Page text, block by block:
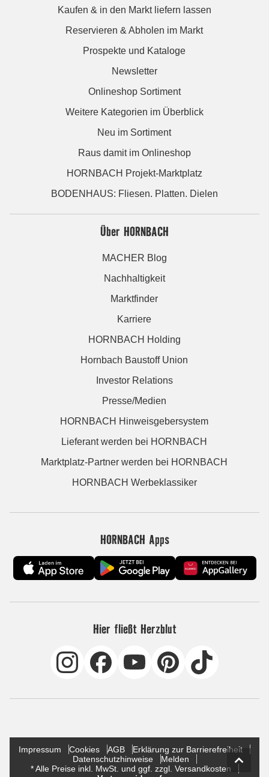
Kaufen & in den Markt liefern lassen
Reservieren & Abholen im Markt
Prospekte und Kataloge
Newsletter
Onlineshop Sortiment
Weitere Kategorien im Überblick
Neu im Sortiment
Raus damit im Onlineshop
HORNBACH Projekt-Marktplatz
BODENHAUS: Fliesen. Platten. Dielen
Über HORNBACH
MACHER Blog
Nachhaltigkeit
Marktfinder
Karriere
HORNBACH Holding
Hornbach Baustoff Union
Investor Relations
Presse/Medien
HORNBACH Hinweisgebersystem
Lieferant werden bei HORNBACH
Marktplatz-Partner werden bei HORNBACH
HORNBACH Werbeklassiker
HORNBACH Apps
Hier fließt Herzblut
Impressum Cookies AGB
Erklärung zur Barrierefreiheit
Datenschutzhinweise
Melden
* Alle Preise inkl. MwSt. und ggf. zzgl. Versandkosten